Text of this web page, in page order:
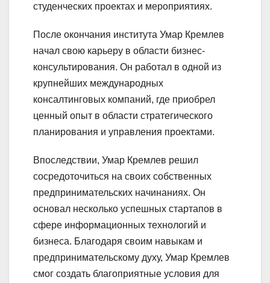
студенческих проектах и мероприятиях.
После окончания института Умар Кремлев
начал свою карьеру в области бизнес-
консультирования. Он работал в одной из
крупнейших международных
консалтинговых компаний, где приобрел
ценный опыт в области стратегического
планирования и управления проектами.
Впоследствии, Умар Кремлев решил
сосредоточиться на своих собственных
предпринимательских начинаниях. Он
основал несколько успешных стартапов в
сфере информационных технологий и
бизнеса. Благодаря своим навыкам и
предпринимательскому духу, Умар Кремлев
смог создать благоприятные условия для